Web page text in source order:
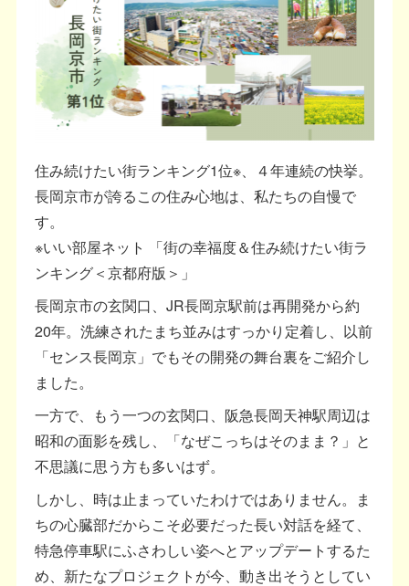
住み続けたい街ランキング1位※、４年連続の快挙。
長岡京市が誇るこの住み心地は、私たちの自慢で
す。
※いい部屋ネット 「街の幸福度＆住み続けたい街ラ
ンキング＜京都府版＞」
長岡京市の玄関口、JR長岡京駅前は再開発から約
20年。洗練されたまち並みはすっかり定着し、以前
「センス長岡京」でもその開発の舞台裏をご紹介し
ました。
一方で、もう一つの玄関口、阪急長岡天神駅周辺は
昭和の面影を残し、「なぜこっちはそのまま？」と
不思議に思う方も多いはず。
しかし、時は止まっていたわけではありません。ま
ちの心臓部だからこそ必要だった長い対話を経て、
特急停車駅にふさわしい姿へとアップデートするた
め、新たなプロジェクトが今、動き出そうとしてい